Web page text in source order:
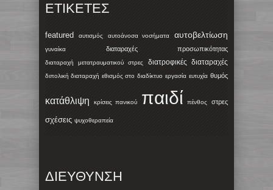
ΕΤΙΚΈΤΕΣ
featured αυτισμός αυτοάνοσα νοσήματα αυτοβελτίωση
γυναίκα διαταραχές προσωπικότητας
διαταραχή μετατραυματικού στρες διατροφικές διαταραχές
διπολική διαταραχή εθισμός στο διαδίκτυο εργασία ευτυχία θυμός
κατάθλιψη κρίσεις πανικού παιδί πένθος στρες
σχέσεις ψυχοθεραπεία
ΔΙΕΥΘΥΝΣΗ